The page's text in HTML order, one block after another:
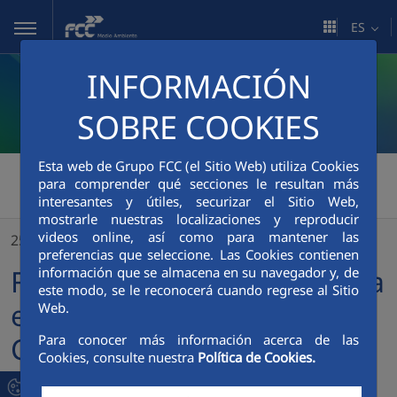
Saltar al contenido principal
INFORMACIÓN
SOBRE COOKIES
Esta web de Grupo FCC (el Sitio Web) utiliza Cookies
para comprender qué secciones le resultan más
interesantes y útiles, securizar el Sitio Web,
mostrarle nuestras localizaciones y reproducir
videos online, así como para mantener las
preferencias que seleccione. Las Cookies contienen
información que se almacena en su navegador y, de
este modo, se le reconocerá cuando regrese al Sitio
Web.
Para conocer más información acerca de las
Cookies, consulte nuestra Política de Cookies.
ES
FCC Medio Ambiente >
FCC Medio Ambiente triunfa en el Smart City Expo World Congress 2019
25/11/2019
FCC Medio Ambiente triunfa
en el Smart City Expo World
Congress 2019